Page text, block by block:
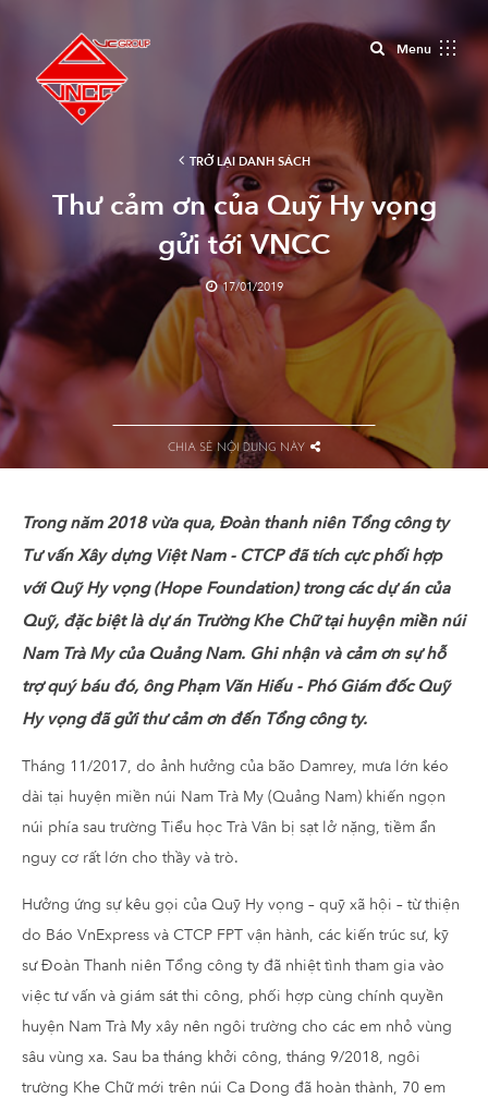
Menu
Close
TRỞ LẠI DANH SÁCH
Thư cảm ơn của Quỹ Hy vọng
gửi tới VNCC
17/01/2019
CHIA SẺ NỘI DUNG NÀY
Trong năm 2018 vừa qua, Đoàn thanh niên Tổng công ty
Tư vấn Xây dựng Việt Nam - CTCP đã tích cực phối hợp
với Quỹ Hy vọng (Hope Foundation) trong các dự án của
Quỹ, đặc biệt là dự án Trường Khe Chữ tại huyện miền núi
Nam Trà My của Quảng Nam. Ghi nhận và cảm ơn sự hỗ
trợ quý báu đó, ông Phạm Văn Hiếu - Phó Giám đốc Quỹ
Hy vọng đã gửi thư cảm ơn đến Tổng công ty.
Tháng 11/2017, do ảnh hưởng của bão Damrey, mưa lớn kéo
dài tại huyện miền núi Nam Trà My (Quảng Nam) khiến ngọn
núi phía sau trường Tiểu học Trà Vân bị sạt lở nặng, tiềm ẩn
nguy cơ rất lớn cho thầy và trò.
Hưởng ứng sự kêu gọi của Quỹ Hy vọng – quỹ xã hội – từ thiện
do Báo VnExpress và CTCP FPT vận hành, các kiến trúc sư, kỹ
sư Đoàn Thanh niên Tổng công ty đã nhiệt tình tham gia vào
việc tư vấn và giám sát thi công, phối hợp cùng chính quyền
huyện Nam Trà My xây nên ngôi trường cho các em nhỏ vùng
sâu vùng xa. Sau ba tháng khởi công, tháng 9/2018, ngôi
trường Khe Chữ mới trên núi Ca Dong đã hoàn thành, 70 em